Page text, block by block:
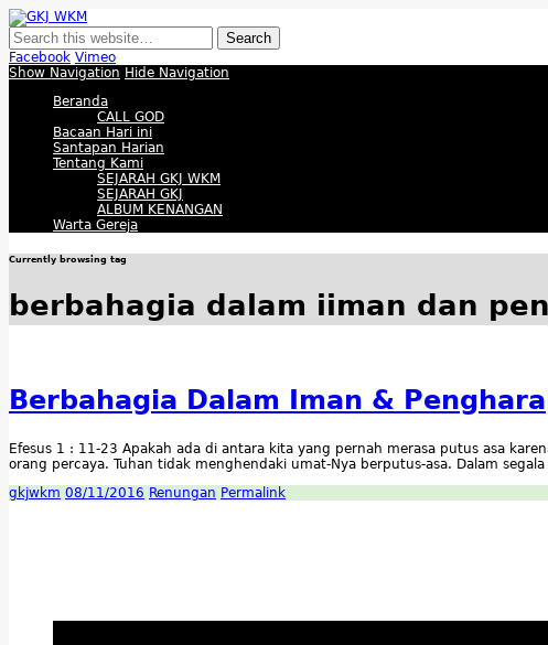
Membangun Gereja Kokoh melalui Pelayanan Holistik, Teknologi, dan Budaya
Facebook Vimeo
Show Navigation Hide Navigation
Beranda
CALL GOD
Bacaan Hari ini
Santapan Harian
Tentang Kami
SEJARAH GKJ WKM
SEJARAH GKJ
ALBUM KENANGAN
Warta Gereja
Currently browsing tag
berbahagia dalam iiman dan
Berbahagia Dalam Iman &
Efesus 1 : 11-23 Apakah ada di antara kita yang pernah merasa putus asa
orang percaya. Tuhan tidak menghendaki umat-Nya berputus-asa. Dalam
gkjwkm 08/11/2016 Renungan Permalink